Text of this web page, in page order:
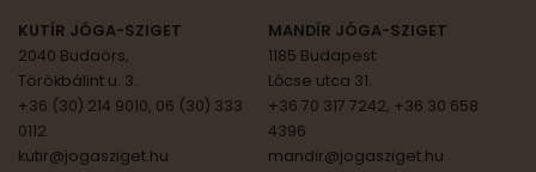
KUTÍR JÓGA-SZIGET
2040 Budaörs,
Törökbálint u. 3.
+36 (30) 214 9010, 06 (30) 333
0112
kutir@jogasziget.hu
MANDÍR JÓGA-SZIGET
1185 Budapest
Lőcse utca 31.
+36 70 317 7242, +36 30 658
4396
mandir@jogasziget.hu